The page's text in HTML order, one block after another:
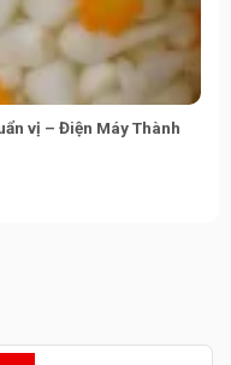
vị – Điện Máy Thành